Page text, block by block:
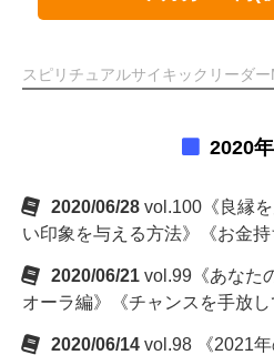
スピリチュアルサイキックリーダー
2020
2020/06/28 vol.100《良縁
い印象を与える方法》《お金持
2020/06/21 vol.99《あなた
オーラ編》《チャンスを手放し
2020/06/14 vol.98 《2021